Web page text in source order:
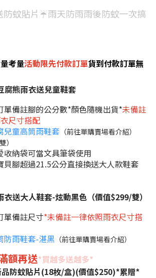
防蚊貼片☔️雨天防雨雨後防蚊一次搞
考量活動限先付款訂單貨到付款訂單無
腐熊雨衣送兒童鞋套
單備註腳的公分數*顏色隨機出貨*未備註
尺寸搭配
兒童高筒雨鞋套 （前往單購賣場看介紹）
）
收納袋可當文具筆袋使用
貝腳超過21.5公分直接換送大人款鞋套
衣送大人鞋套-炫動黑色（價值$299/雙）
單備註尺寸*未備註一律依照雨衣尺寸搭
防雨鞋套-湛黑 （前往單購賣場看介紹）
額再送*買越多送越多*
防蚊貼片(18枚/盒)(價值$250)*累贈*